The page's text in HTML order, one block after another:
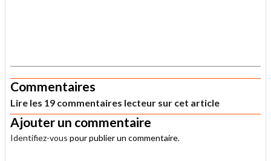
Commentaires
Lire les 19 commentaires lecteur sur cet article
Ajouter un commentaire
Identifiez-vous pour publier un commentaire.